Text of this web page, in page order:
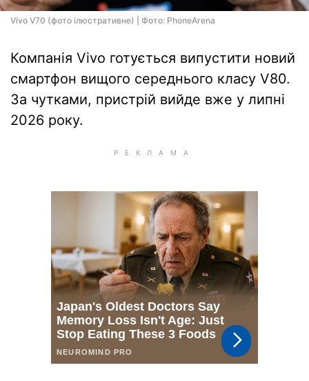
Vivo V70 (фото ілюстративне) | Фото: PhoneArena
Компанія Vivo готується випустити новий
смартфон вищого середнього класу V80.
За чутками, пристрій вийде вже у липні
2026 року.